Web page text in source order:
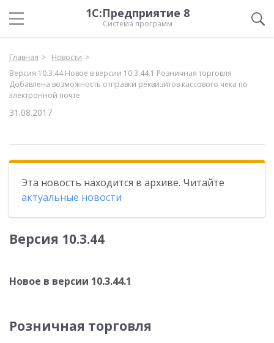
1С:Предприятие 8
Система программ
Главная
Новости
Версия 10.3.44 Новое в версии 10.3.44.1 Розничная торговля
Добавлена возможность отправки реквизитов кассового чека по
электронной почте
31.08.2017
Эта новость находится в архиве. Читайте
актуальные новости
Версия 10.3.44
Новое в версии 10.3.44.1
Розничная торговля